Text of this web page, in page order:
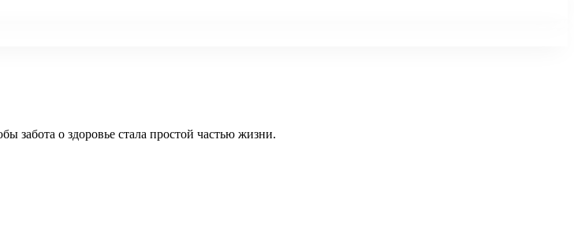
забота о здоровье стала простой частью жизни.